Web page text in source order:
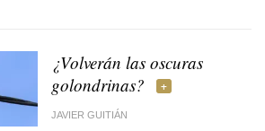
¿Volverán las oscuras
golondrinas?
JAVIER GUITIÁN